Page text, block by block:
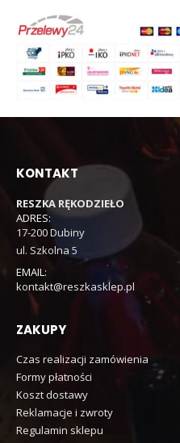
KONTAKT
RESZKA RĘKODZIEŁO
ADRES:
17-200 Dubiny
ul. Szkolna 5
EMAIL:
kontakt@reszkasklep.pl
ZAKUPY
Czas realizacji zamówienia
Formy płatności
Koszt dostawy
Reklamacje i zwroty
Regulamin sklepu